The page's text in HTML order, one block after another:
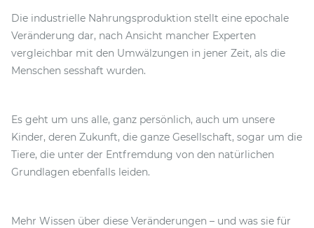
Die industrielle Nahrungsproduktion stellt eine epochale
Veränderung dar, nach Ansicht mancher Experten
vergleichbar mit den Umwälzungen in jener Zeit, als die
Menschen sesshaft wurden.
Es geht um uns alle, ganz persönlich, auch um unsere
Kinder, deren Zukunft, die ganze Gesellschaft, sogar um die
Tiere, die unter der Entfremdung von den natürlichen
Grundlagen ebenfalls leiden.
Mehr Wissen über diese Veränderungen – und was sie für